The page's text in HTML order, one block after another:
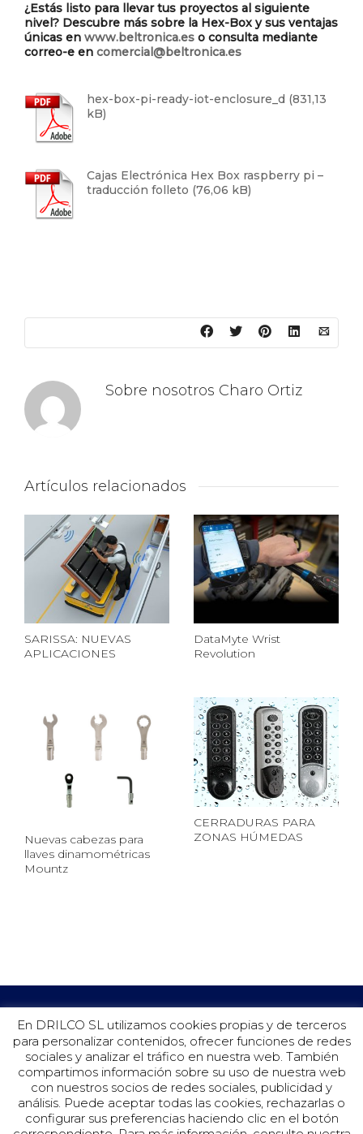
¿Estás listo para llevar tus proyectos al siguiente
nivel? Descubre más sobre la Hex-Box y sus ventajas
únicas en www.beltronica.es o consulta mediante
correo-e en comercial@beltronica.es
hex-box-pi-ready-iot-enclosure_d
Cajas Electrónica Hex Box raspberry pi –
traducción folleto
Sobre nosotros Charo Ortiz
Artículos relacionados
SARISSA: NUEVAS
APLICACIONES
DataMyte Wrist
Revolution
Nuevas cabezas para
llaves dinamométricas
Mountz
CERRADURAS PARA
ZONAS HÚMEDAS
©Drilco 2019.
En DRILCO SL utilizamos cookies propias y de terceros
para personalizar contenidos, ofrecer funciones de redes
sociales y analizar el tráfico en nuestra web. También
compartimos información sobre su uso de nuestra web
con nuestros socios de redes sociales, publicidad y
análisis. Puede aceptar todas las cookies, rechazarlas o
configurar sus preferencias haciendo clic en el botón